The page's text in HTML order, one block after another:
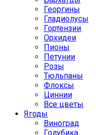
Георгины
Гладиолусы
Гортензии
Орхидеи
Пионы
Петунии
Розы
Тюльпаны
Флоксы
Циннии
Все цветы
Ягоды
Виноград
Голубика